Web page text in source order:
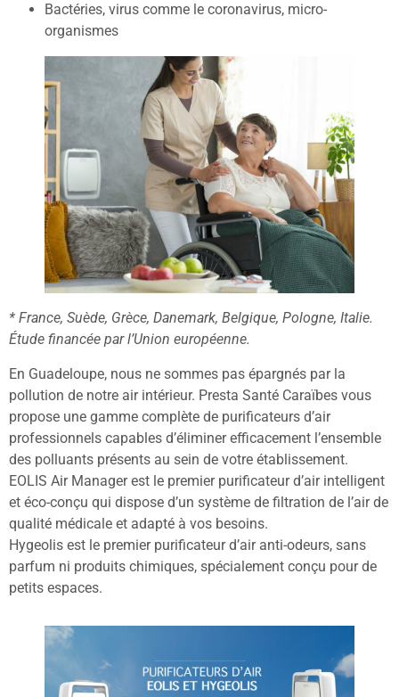
Bactéries, virus comme le coronavirus, micro-
organismes
* France, Suède, Grèce, Danemark, Belgique, Pologne, Italie.
Étude financée par l’Union européenne.
En Guadeloupe, nous ne sommes pas épargnés par la
pollution de notre air intérieur. Presta Santé Caraïbes vous
propose une gamme complète de purificateurs d’air
professionnels capables d’éliminer efficacement l’ensemble
des polluants présents au sein de votre établissement.
EOLIS Air Manager est le premier purificateur d’air intelligent
et éco-conçu qui dispose d’un système de filtration de l’air de
qualité médicale et adapté à vos besoins.
Hygeolis est le premier purificateur d’air anti-odeurs, sans
parfum ni produits chimiques, spécialement conçu pour de
petits espaces.